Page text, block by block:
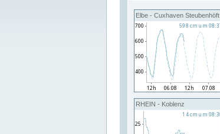
Elbe - Cuxhaven Steubenhöft
RHEIN - Koblenz